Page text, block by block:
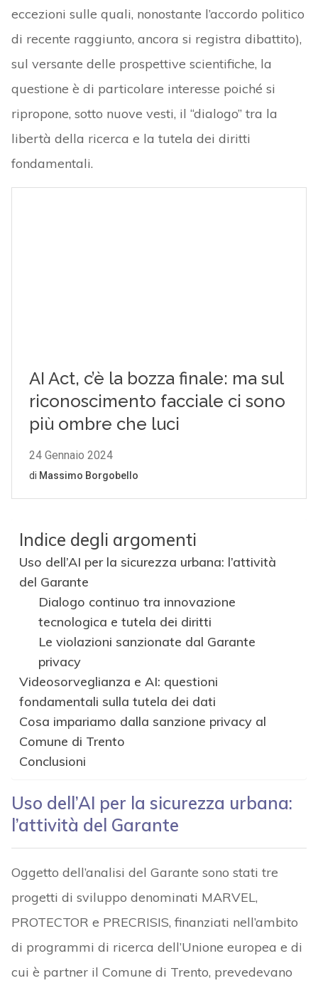
eccezioni sulle quali, nonostante l’accordo politico
di recente raggiunto, ancora si registra dibattito),
sul versante delle prospettive scientifiche, la
questione è di particolare interesse poiché si
ripropone, sotto nuove vesti, il “dialogo” tra la
libertà della ricerca e la tutela dei diritti
fondamentali.
Indice degli argomenti
Uso dell’AI per la sicurezza urbana: l’attività
del Garante
Dialogo continuo tra innovazione
tecnologica e tutela dei diritti
Le violazioni sanzionate dal Garante
privacy
Videosorveglianza e AI: questioni
fondamentali sulla tutela dei dati
Cosa impariamo dalla sanzione privacy al
Comune di Trento
Conclusioni
Uso dell’AI per la sicurezza urbana:
l’attività del Garante
Oggetto dell’analisi del Garante sono stati tre
progetti di sviluppo denominati MARVEL,
PROTECTOR e PRECRISIS, finanziati nell’ambito
di programmi di ricerca dell’Unione europea e di
cui è partner il Comune di Trento, prevedevano